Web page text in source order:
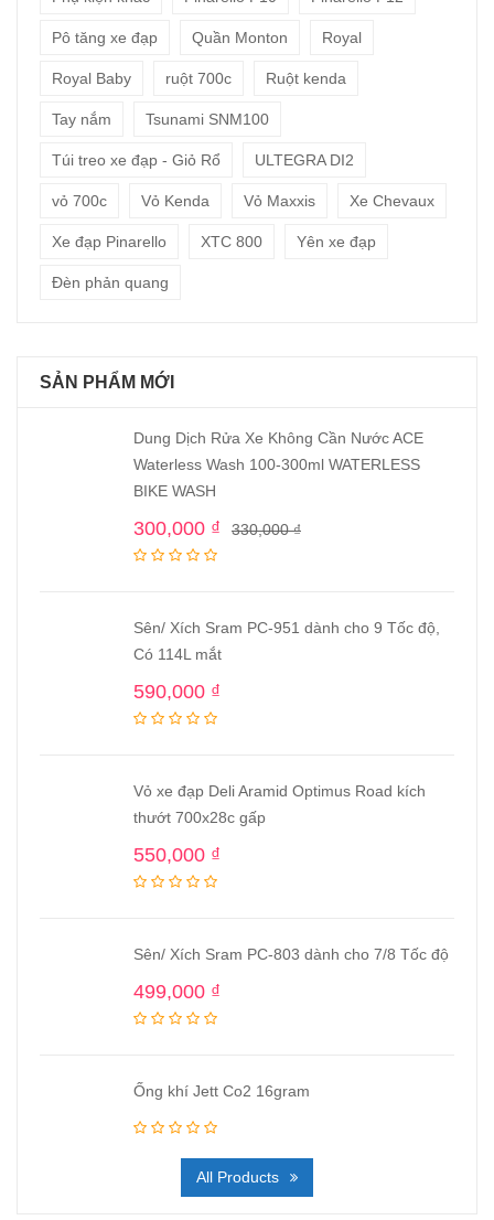
Pô tăng xe đạp Quần Monton Royal
Royal Baby ruột 700c Ruột kenda
Tay nắm Tsunami SNM100
Túi treo xe đạp - Giỏ Rổ ULTEGRA DI2
vỏ 700c Vỏ Kenda Vỏ Maxxis Xe Chevaux
Xe đạp Pinarello XTC 800 Yên xe đạp
Đèn phản quang
SẢN PHẨM MỚI
Dung Dịch Rửa Xe Không Cần Nước ACE
Waterless Wash 100-300ml WATERLESS
BIKE WASH
330,000₫
300,000 ₫
Sên/ Xích Sram PC-951 dành cho 9 Tốc độ,
Có 114L mắt
590,000 ₫
Vỏ xe đạp Deli Aramid Optimus Road kích
thướt 700x28c gấp
550,000 ₫
Sên/ Xích Sram PC-803 dành cho 7/8 Tốc độ
499,000 ₫
Ống khí Jett Co2 16gram
All Products